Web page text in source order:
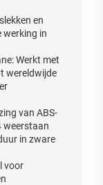
en
werking in
Werkt met
wereldwijde
van ABS-
weerstaan
in zware
voor